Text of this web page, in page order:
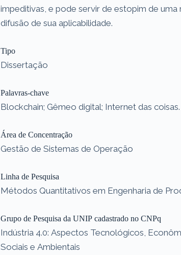
impeditivas, e pode servir de estopim de uma
difusão de sua aplicabilidade.
Tipo
Dissertação
Palavras-chave
Blockchain; Gêmeo digital; Internet das coisas.
Área de Concentração
Gestão de Sistemas de Operação
Linha de Pesquisa
Métodos Quantitativos em Engenharia de
Grupo de Pesquisa da UNIP cadastrado no CNPq
Indústria 4.0: Aspectos Tecnológicos,
Sociais e Ambientais